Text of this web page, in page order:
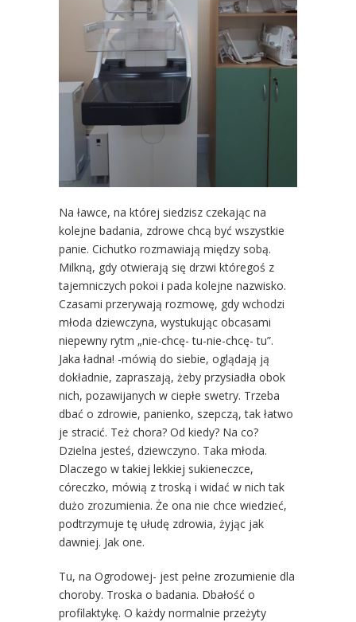
Na ławce, na której siedzisz czekając na
kolejne badania, zdrowe chcą być wszystkie
panie. Cichutko rozmawiają między sobą.
Milkną, gdy otwierają się drzwi któregoś z
tajemniczych pokoi i pada kolejne nazwisko.
Czasami przerywają rozmowę, gdy wchodzi
młoda dziewczyna, wystukując obcasami
niepewny rytm „nie-chcę- tu-nie-chcę- tu”.
Jaka ładna! -mówią do siebie, oglądają ją
dokładnie, zapraszają, żeby przysiadła obok
nich, pozawijanych w ciepłe swetry. Trzeba
dbać o zdrowie, panienko, szepczą, tak łatwo
je stracić. Też chora? Od kiedy? Na co?
Dzielna jesteś, dziewczyno. Taka młoda.
Dlaczego w takiej lekkiej sukieneczce,
córeczko, mówią z troską i widać w nich tak
dużo zrozumienia. Że ona nie chce wiedzieć,
podtrzymuje tę ułudę zdrowia, żyjąc jak
dawniej. Jak one.
Tu, na Ogrodowej- jest pełne zrozumienie dla
choroby. Troska o badania. Dbałość o
profilaktykę. O każdy normalnie przeżyty